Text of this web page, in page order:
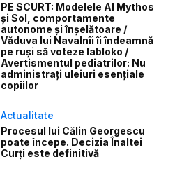
PE SCURT: Modelele AI Mythos
și Sol, comportamente
autonome și înșelătoare /
Văduva lui Navalnîi îi îndeamnă
pe ruși să voteze Iabloko /
Avertismentul pediatrilor: Nu
administrați uleiuri esențiale
copiilor
Actualitate
Procesul lui Călin Georgescu
poate începe. Decizia Înaltei
Curți este definitivă